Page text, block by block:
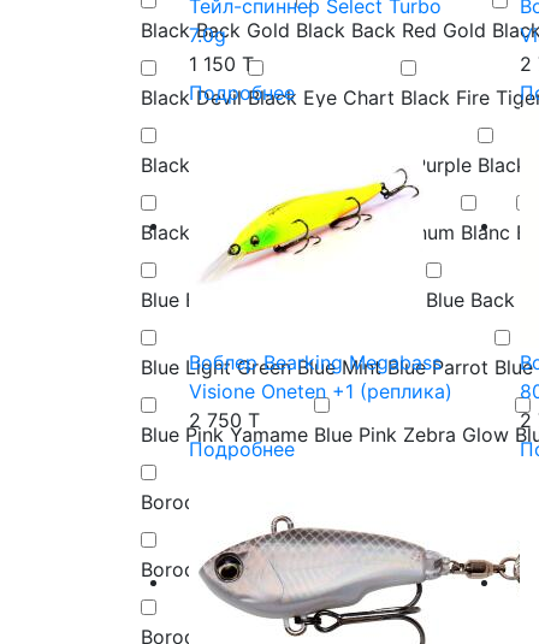
Black Back Gold Black Back Red Gold
Black Devil Black Eye Chart Black Fire
Black Pearl Black Purple Black
Black Yellow Black Zebra Platinum Blanc
Blue Back Holo Blue Back
Blue Light Green Blue Mint Blue Parrot Blue
Blue Pink Yamame Blue Pink Zebra Glow
Boroda Baits 101
Boroda Baits 110 Boroda Baits 111 Boroda
Boroda Baits 118 Boroda Baits 202
Тейл-спиннер Select Turbo
7.0g
1 150 T
Подробнее
2
Воблер Bearking Megabass
Visione Oneten +1 (реплика)
2 750 T
Подробнее
2